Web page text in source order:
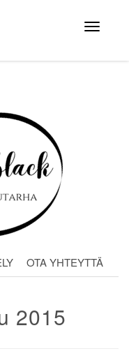
Avaa
valikko
OTA YHTEYTTÄ
2015